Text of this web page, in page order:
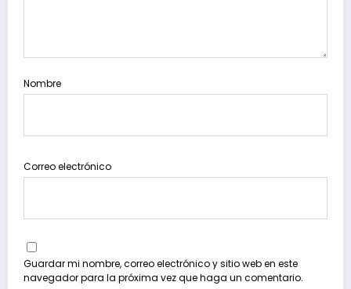
Nombre
Correo electrónico
Guardar mi nombre, correo electrónico y sitio web en este
navegador para la próxima vez que haga un comentario.